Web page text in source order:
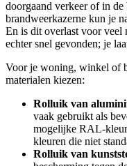
doorgaand verkeer of in
brandweerkazerne kun je
En is dit overlast voor veel
echter snel gevonden; je
Voor je woning, winkel of
materialen kiezen:
Rolluik van
vaak gebruikt als
mogelijke RAL-
kleuren die niet
Rolluik van